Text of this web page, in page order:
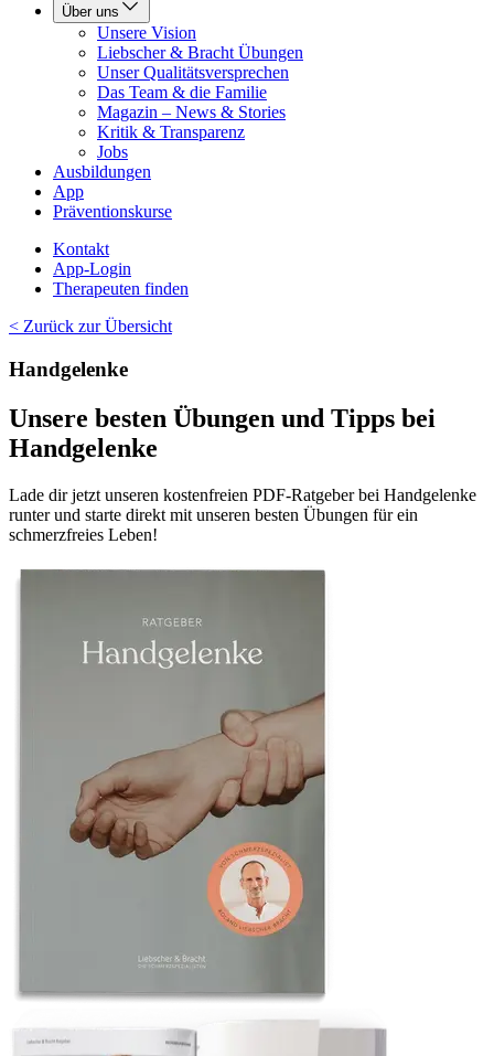
Über uns
Unsere Vision
Liebscher & Bracht Übungen
Unser Qualitätsversprechen
Das Team & die Familie
Magazin – News & Stories
Kritik & Transparenz
Jobs
Ausbildungen
App
Präventionskurse
Kontakt
App-Login
Therapeuten finden
< Zurück zur Übersicht
Handgelenke
Unsere besten Übungen und Tipps bei
Handgelenke
Lade dir jetzt unseren kostenfreien PDF-Ratgeber bei Handgelenke
runter und starte direkt mit unseren besten Übungen für ein
schmerzfreies Leben!